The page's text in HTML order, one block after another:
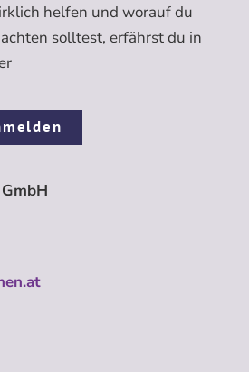
helfen und worauf du
solltest, erfährst du in